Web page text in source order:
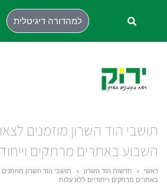
למהדורה דיגיטלית
תושבי הוד השרון מוזמנים
השבוע באתרים מרתקים
ראשי » חדשות הוד השרון »
תושבי הוד השרון
באתרים מרתקים וייחודיים ללא עלות